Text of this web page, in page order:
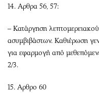
14. Αρθρα 56, 57:
– Κατάργηση
ασυμβιβάστων. Καθιέρωση
για εφαρμογή από
2/3.
15. Αρθρο 60